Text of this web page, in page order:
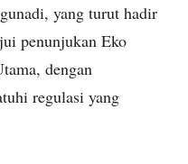
yang turut hadir
penunjukan Eko
dengan
regulasi yang